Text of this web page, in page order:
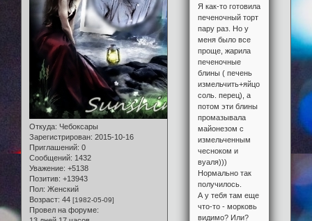
Откуда: Чебоксары
Зарегистрирован: 2015-10-16
Приглашений: 0
Сообщений: 1432
Уважение: +5138
Позитив: +13943
Пол: Женский
Возраст: 44 [1982-05-09]
Провел на форуме:
Я как-то готовила
печеночный торт
пару раз. Но у
меня было все
проще, жарила
печеночные
блины ( печень
измельчить+яйцо,
соль. перец), а
потом эти блины
промазывала
майонезом с
измельченным
чесноком и
вуаля)))
Нормально так
получилось.
А у тебя там еще
что-то - морковь
видимо? Или?